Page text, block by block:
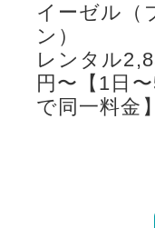
イーゼル（
ン）
レンタル
円〜【1日
で同一料金】